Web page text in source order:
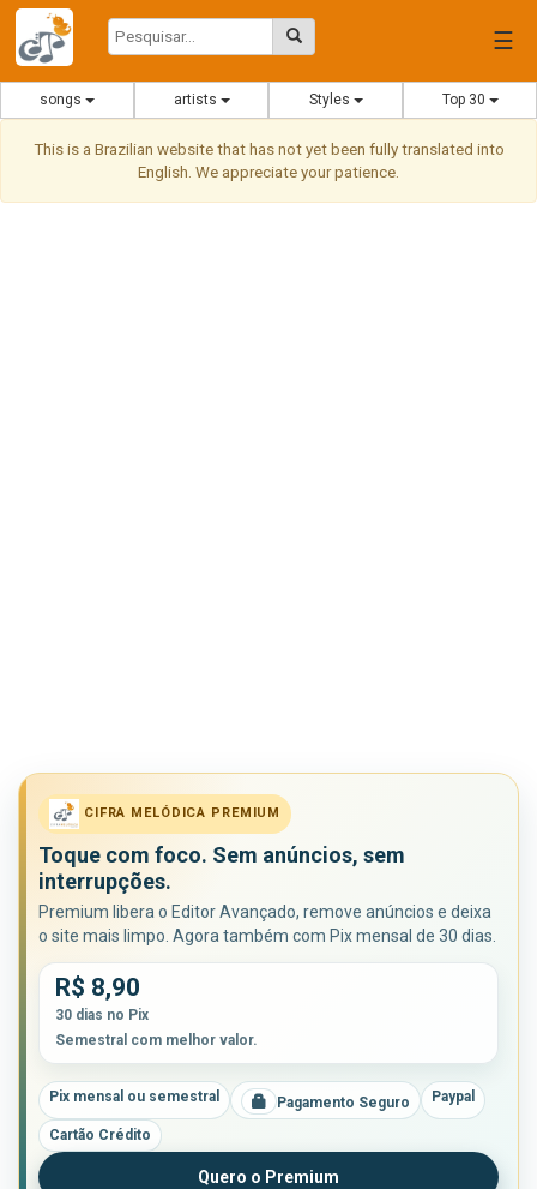
☰
songs artists Styles Top 30
This is a Brazilian website that has not yet been fully translated into
English. We appreciate your patience.
CIFRA MELÓDICA PREMIUM
Toque com foco. Sem anúncios, sem
interrupções.
Premium libera o Editor Avançado, remove anúncios e deixa
o site mais limpo. Agora também com Pix mensal de 30 dias.
R$ 8,90
30 dias no Pix
Semestral com melhor valor.
Pix mensal ou semestral Pagamento Seguro Paypal
Cartão Crédito
Quero o Premium